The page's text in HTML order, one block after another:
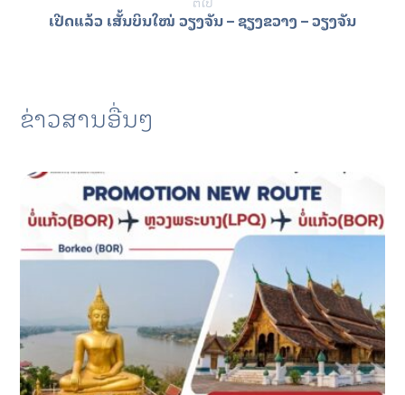
ຕໍ່ໄປ
ເປີດແລ້ວ ເສັ້ນບິນໃໝ່ ວຽງຈັນ – ຊຽງຂວາງ – ວຽງຈັນ
ຂ່າວສານອື່ນໆ